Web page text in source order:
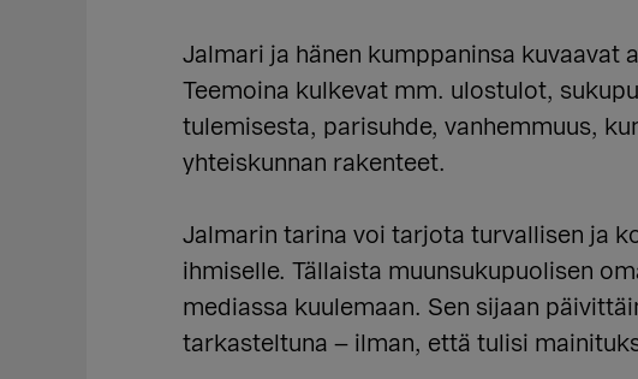
Jalmari ja hänen kumppaninsa kuvaavat
Teemoina kulkevat mm. ulostulot,
tulemisesta, parisuhde, vanhemmuus,
yhteiskunnan rakenteet.
Jalmarin tarina voi tarjota turvallisen ja
ihmiselle. Tällaista muunsukupuolisen
mediassa kuulemaan. Sen sijaan
tarkasteltuna – ilman, että tulisi